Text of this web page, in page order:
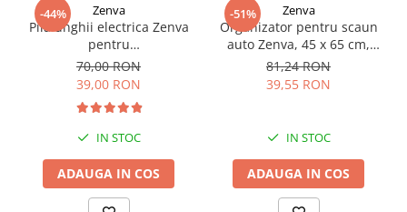
-44% Zenva
Pila unghii electrica Zenva
pentru
bebelusi/copii/adulti, 6
capete de schimb, verde
70,00 RON
39,00 RON
IN STOC
ADAUGA IN COS
-51% Zenva
Organizator pentru scaun
auto Zenva, 45 x 65 cm,
Suport Tableta,
Impermeabil, Negru,
Protectie Scaun Auto,
81,24 RON
39,55 RON
IN STOC
ADAUGA IN COS